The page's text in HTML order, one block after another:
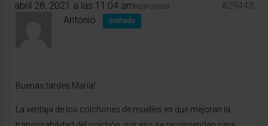
abril 28, 2021 a las 11:04 am #29443
RESPONDER
Antonio Invitado
Buenas tardes María!
La ventaja de los colchones de muelles es que mejoran la